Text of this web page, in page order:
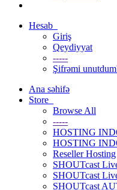
Hesab
Giriş
Qeydiyyat
-----
Şifrəmi
Ana səhifə
Store
Browse All
-----
HOSTING
HOSTING
Reseller Hosting
SHOUTcast
SHOUTcast
SHOUTcast